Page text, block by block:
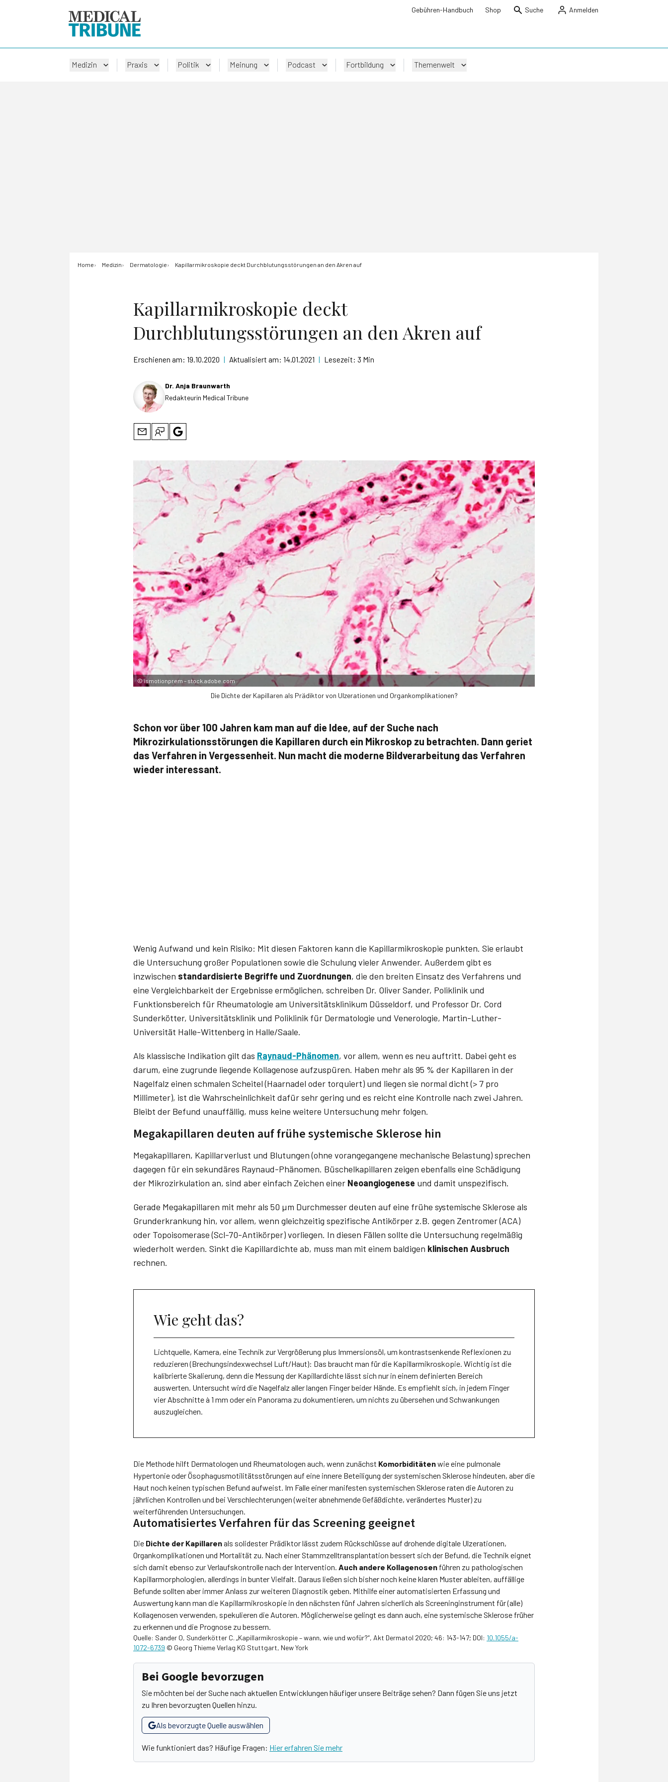
Gebühren-Handbuch Shop Suche Anmelden
Medizin Praxis Politik Meinung Podcast Fortbildung Themenwelt
Home Medizin Dermatologie Kapillarmikroskopie deckt Durchblutungsstörungen an den Akren auf
Kapillarmikroskopie deckt
Durchblutungsstörungen an den Akren auf
Erschienen am: 19.10.2020 | Aktualisiert am: 14.01.2021 | Lesezeit: 3 Min
Dr. Anja Braunwarth
Redakteurin Medical Tribune
©ismotionprem – stock.adobe.com
Die Dichte der Kapillaren als Prädiktor von Ulzerationen und Organkomplikationen?
Schon vor über 100 Jahren kam man auf die Idee, auf der Suche nach
Mikrozirkulationsstörungen die Kapillaren durch ein Mikroskop zu betrachten. Dann geriet
das Verfahren in Vergessenheit. Nun macht die moderne Bildverarbeitung das Verfahren
wieder interessant.
Wenig Aufwand und kein Risiko: Mit diesen Faktoren kann die Kapillarmikroskopie punkten. Sie erlaubt
die Untersuchung großer Populationen sowie die Schulung vieler Anwender. Außerdem gibt es
inzwischen standardisierte Begriffe und Zuordnungen, die den breiten Einsatz des Verfahrens und
eine Vergleichbarkeit der Ergebnisse ermöglichen, schreiben Dr. Oliver Sander, Poliklinik und
Funktionsbereich für Rheumatologie am Universitätsklinikum Düsseldorf, und Professor Dr. Cord
Sunderkötter­, Universitätsklinik und Poliklinik für Dermatologie und Venerologie, Martin-Luther-
Universität Halle-Wittenberg in Halle/Saale.
Als klassische Indikation gilt das Raynaud-Phänomen, vor allem, wenn es neu auftritt. Dabei geht es
darum, eine zugrunde liegende Kollagenose aufzuspüren. Haben mehr als 95 % der Kapillaren in der
Nagelfalz einen schmalen Scheitel (Haarnadel oder torquiert) und liegen sie normal dicht (> 7 pro
Millimeter), ist die Wahrscheinlichkeit dafür sehr gering und es reicht eine Kontrolle nach zwei Jahren.
Bleibt der Befund unauffällig, muss keine weitere Untersuchung mehr folgen.
Megakapillaren deuten auf frühe systemische Sklerose hin
Megakapillaren, Kapillarverlust und Blutungen (ohne vorangegangene mechanische Belastung) sprechen
dagegen für ein sekundäres Raynaud-Phänomen. Büschelkapillaren zeigen ebenfalls eine Schädigung
der Mikrozirkulation an, sind aber einfach Zeichen einer Neoangiogenese und damit unspezifisch.
Gerade Megakapillaren mit mehr als 50 µm Durchmesser deuten auf eine frühe systemische Sklerose als
Grunderkrankung hin, vor allem, wenn gleichzeitig spezifische Antikörper z.B. gegen Zentromer (ACA)
oder Topoisomerase (Scl-70-Antikörper) vorliegen. In diesen Fällen sollte die Untersuchung regelmäßig
wiederholt werden. Sinkt die Kapillardichte ab, muss man mit einem baldigen klinischen Ausbruch
rechnen.
Wie geht das?
Lichtquelle, Kamera, eine Technik zur Vergrößerung plus Immersionsöl, um kontrastsenkende Reflexionen zu
reduzieren (Brechungsindexwechsel Luft/Haut): Das braucht man für die Kapillarmikroskopie. Wichtig ist die
kalibrierte Skalierung, denn die Messung der Kapillardichte lässt sich nur in einem definierten Bereich
auswerten. Untersucht wird die Nagelfalz aller langen Finger beider Hände. Es empfiehlt sich, in jedem Finger
vier Abschnitte à 1 mm oder ein Panorama zu dokumentieren, um nichts zu übersehen und Schwankungen
auszugleichen.
Die Methode hilft Dermatologen und Rheumatologen auch, wenn zunächst Komorbiditätenwie eine pulmonale
Hypertonie oder Ösophagusmotilitätsstörungen auf eine innere Beteiligung der systemischen Sklerose hindeuten, aber die
Haut noch keinen typischen Befund aufweist. Im Falle einer manifesten systemischen Sklerose raten die Autoren zu
jährlichen Kontrollen und bei Verschlechterungen (weiter abnehmende Gefäßdichte, verändertes Muster) zu
weiterführenden Untersuchungen.
Automatisiertes Verfahren für das Screening geeignet
Die Dichte der Kapillarenals solidester Prädiktor lässt zudem Rückschlüsse auf drohende digitale Ulzerationen,
Organkomplikationen und Mortalität zu. Nach einer Stammzelltransplantation bessert sich der Befund, die Technik eignet
sich damit ebenso zur Verlaufskontrolle nach der Intervention. Auch andere Kollagenosen führen zu pathologischen
Kapillarmorphologien, allerdings in bunter Vielfalt. Daraus ließen sich bisher noch keine klaren Muster ableiten, auffällige
Befunde sollten aber immer Anlass zur weiteren Diagnostik geben. Mithilfe einer automatisierten Erfassung und
Auswertung kann man die Kapillarmikroskopie in den nächsten fünf Jahren sicherlich als Screeninginstrument für (alle)
Kollagenosen verwenden, spekulieren die Autoren. Möglicherweise gelingt es dann auch, eine systemische Sklerose früher
zu erkennen und die Prognose zu bessern.
Quelle: Sander O, Sunderkötter C. „Kapillarmikroskopie – wann, wie und wofür?“, Akt Dermatol 2020; 46: 143-147; DOI: 10.1055/a-
1072-6739 © Georg Thieme Verlag KG Stuttgart, New York
Bei Google bevorzugen
Sie möchten bei der Suche nach aktuellen Entwicklungen häufiger unsere Beiträge sehen? Dann fügen Sie uns jetzt
zu Ihren bevorzugten Quellen hinzu.
Als bevorzugte Quelle auswählen
Wie funktioniert das? Häufige Fragen: Hier erfahren Sie mehr